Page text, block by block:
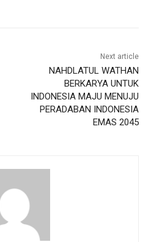
Next article
NAHDLATUL WATHAN
BERKARYA UNTUK
INDONESIA MAJU MENUJU
PERADABAN INDONESIA
EMAS 2045